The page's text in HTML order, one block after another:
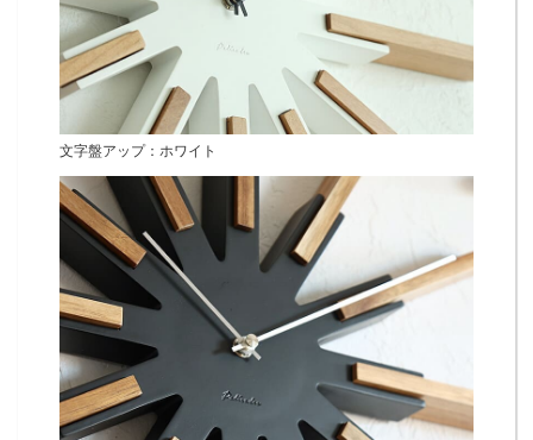
文字盤アップ：ホワイト